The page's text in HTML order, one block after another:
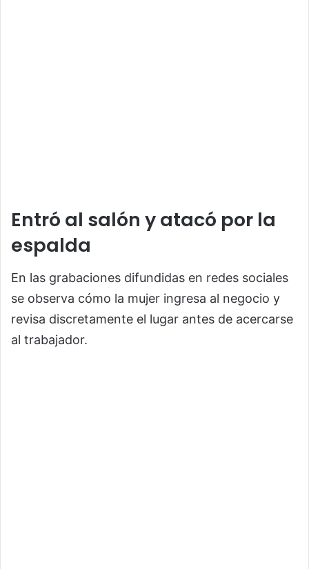
Entró al salón y atacó por la
espalda
En las grabaciones difundidas en redes sociales
se observa cómo la mujer ingresa al negocio y
revisa discretamente el lugar antes de acercarse
al trabajador.